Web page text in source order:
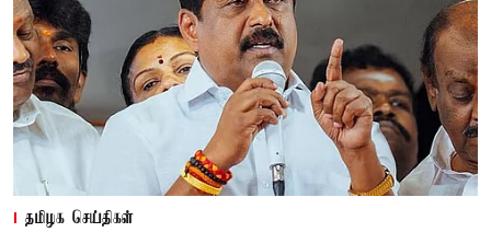
தமிழக செய்திகள்